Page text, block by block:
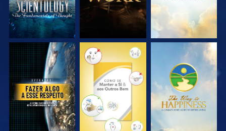
VEJA VEJA VEJA